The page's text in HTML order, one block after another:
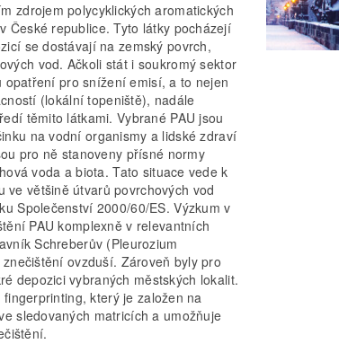
zdrojem polycyklických aromatických
České republice. Tyto látky pocházejí
se dostávají na zemský povrch,
vod. Ačkoli stát i soukromý sektor
pro snížení emisí, a to nejen
(lokální topeniště), nadále
těmito látkami. Vybrané PAU jsou
na vodní organismy a lidské zdraví
pro ně stanoveny přísné normy
voda a biota. Tato situace vede k
ve většině útvarů povrchových vod
Společenství 2000/60/ES. Výzkum v
PAU komplexně v relevantních
Schreberův (Pleurozium
ovzduší. Zároveň byly pro
depozici vybraných městských lokalit.
který je založen na
sledovaných matricích a umožňuje